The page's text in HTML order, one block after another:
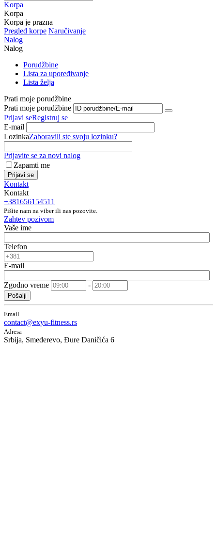
Korpa
Korpa
Korpa je prazna
Pregled korpe Naručivanje
Nalog
Nalog
Porudžbine
Lista za upoređivanje
Lista želja
Prati moje porudžbine
Prati moje porudžbine
Prijavi seRegistruj se
E-mail
LozinkaZaboravili ste svoju lozinku?
Prijavite se za novi nalog
Zapamti me
Prijavi se
Kontakt
Kontakt
+381656154511
Pišite nam na viber ili nas pozovite.
Zahtev pozivom
Vaše ime
Telefon
E-mail
Zgodno vreme -
Pošalji
Email
contact@exyu-fitness.rs
Adresa
Srbija, Smederevo, Đure Daničića 6